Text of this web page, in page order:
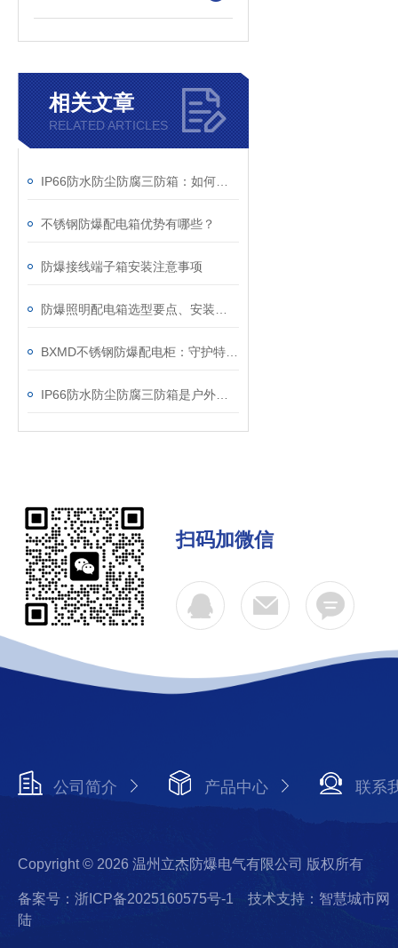
相关文章
RELATED ARTICLES
不锈钢防爆配电箱优势有哪些？
防爆接线端子箱安装注意事项
扫码加微信
公司简介 产品中心 联系
Copyright © 2026 温州立杰防爆电气有限公司 版权所有
备案号：浙ICP备2025160575号-1
技术支持：智慧城市网
陆